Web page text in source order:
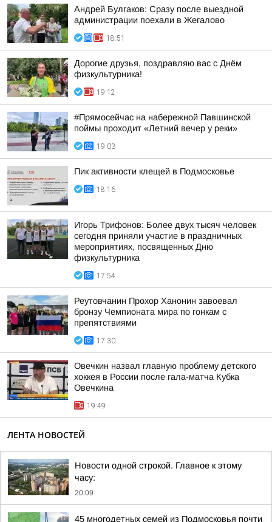
Андрей Булгаков: Сразу после выездной
администрации поехали в Жегалово
18:51
Дорогие друзья, поздравляю вас с Днём
физкультурника!
19:12
#Прямосейчас на набережной Павшинской
поймы проходит «Летний вечер у реки»
19:03
Пик активности клещей в Подмосковье
18:16
Игорь Трифонов: Более двух тысяч человек
сегодня приняли участие в праздничных
мероприятиях, посвященных Дню
физкультурника
17:54
Реутовчанин Прохор Ханонин завоевал
бронзу Чемпионата мира по гонкам с
препятствиями
17:30
Овечкин назвал главную проблему детского
хоккея в России после гала-матча Кубка
Овечкина
19:49
ЛЕНТА НОВОСТЕЙ
Новости одной строкой. Главное к этому
часу:
20:09
45 многодетных семей из Подмосковья почти